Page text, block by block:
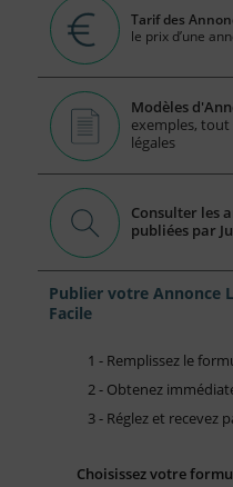
Tarif des
le prix d’une
Modèles
exemples,
légales
Consulter les
publiées par
Publier votre Annonce
Facile
1 - Remplissez le
2 - Obtenez
3 - Réglez et recevez
Choisissez votre